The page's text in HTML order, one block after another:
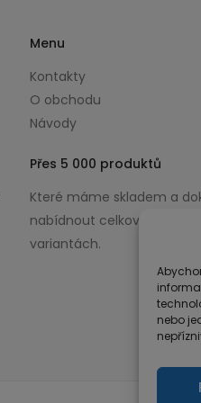
nebo
Menu
Kontakty
O obchodu
Návody
Přes 5 000 produktů
Které máme skladem a
nabídnout celkově až v 100
variantách.